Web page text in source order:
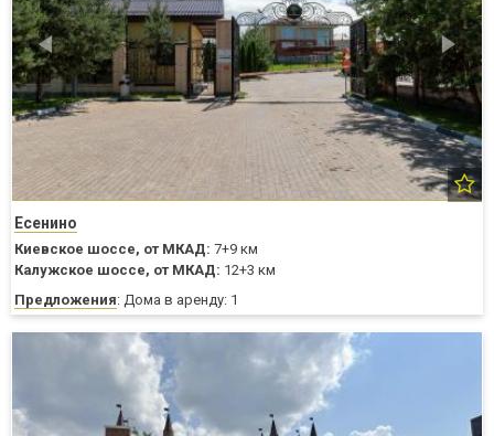
Есенино
Киевское шоссе, от МКАД: 7+9 км
Калужское шоссе, от МКАД: 12+3 км
Предложения: Дома в аренду: 1